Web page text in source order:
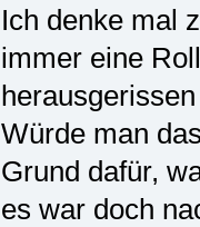
Ich denke mal
immer eine
Würde man
Grund dafür,
es war doch